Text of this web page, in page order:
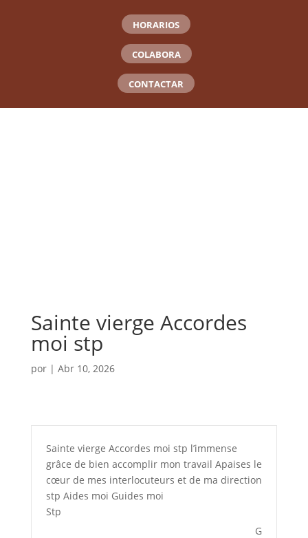
HORARIOS
COLABORA
CONTACTAR
Sainte vierge Accordes
moi stp
por | Abr 10, 2026
Sainte vierge Accordes moi stp l’immense
grâce de bien accomplir mon travail Apaises le
cœur de mes interlocuteurs et de ma direction
stp Aides moi Guides moi
Stp
G